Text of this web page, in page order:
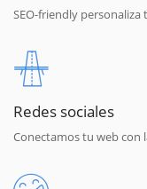
SEO-friendly
Redes sociales
Conectamos tu web con